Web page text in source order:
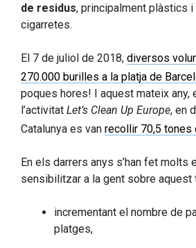
de residus, principalment plàstics
cigarretes.
El 7 de juliol de 2018, diversos
270.000 burilles a la platja de
poques hores! I aquest mateix any,
l’activitat Let’s Clean Up Europe, en
Catalunya es van recollir 70,5 tones
En els darrers anys s’han fet molts
sensibilitzar a la gent sobre aquest
incrementant el nombre de
platges,